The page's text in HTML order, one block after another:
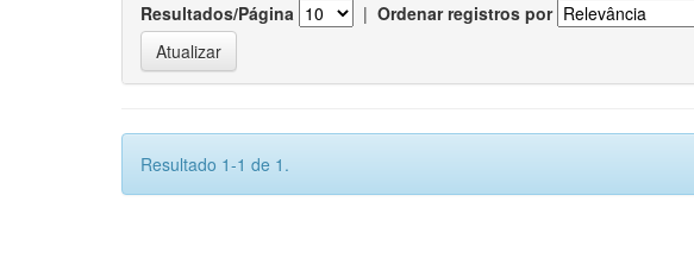
Resultados/Página | Ordenar registros por
Resultado 1-1 de 1.